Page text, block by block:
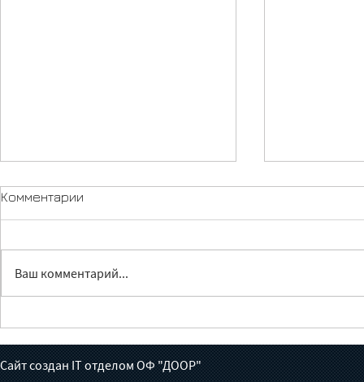
на себя борьбу с
туберкулезом?
толгон
Комментарии
Ваш комментарий...
Сайт создан IT отделом ОФ "ДООР"